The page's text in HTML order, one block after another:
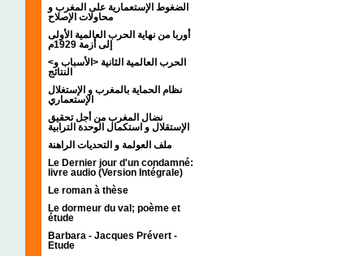
الضغوط الإستعمارية على المغرب و
محاولات الإصلاح
أوربا من نهاية الحرب العالمية الأولى
إلى أزمة 1929م
<الحرب العالمية الثانية <الأسباب و
النتائج
نظام الحماية بالمغرب و الإستغلال
الإستعماري
نضال المغرب من أجل تحقيق
الإستقلال و استكمال الوحدة الترابية
ملف العولمة و التحديات الراهنة
Le Dernier jour d'un condamné:
livre audio (Version Intégrale)
Le roman à thèse
Le dormeur du val; poème et
étude
Barbara - Jacques Prévert -
Etude